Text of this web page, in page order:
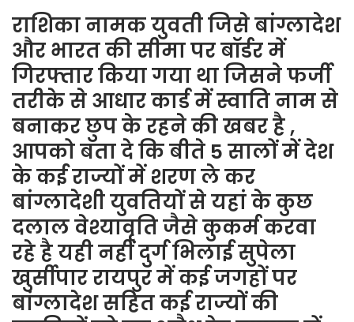
राशिका नामक युवती जिसे बांग्लादेश
और भारत की सीमा पर बॉर्डर में
गिरफ्तार किया गया था जिसने फर्जी
तरीके से आधार कार्ड में स्वाति नाम से
बनाकर छुप के रहने की खबर है ,
आपको बता दे कि बीते 5 सालों में देश
के कई राज्यों में शरण ले कर
बांग्लादेशी युवतियों से यहां के कुछ
दलाल वेश्यावृति जैसे कुकर्म करवा
रहे है यही नहीं दुर्ग भिलाई सुपेला
खुर्सीपार रायपुर में कई जगहों पर
बांग्लादेश सहित कई राज्यों की